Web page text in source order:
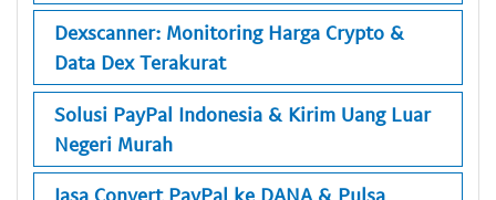
Dexscanner: Monitoring Harga Crypto &
Data Dex Terakurat
Solusi PayPal Indonesia & Kirim Uang Luar
Negeri Murah
Jasa Convert PayPal ke DANA & Pulsa